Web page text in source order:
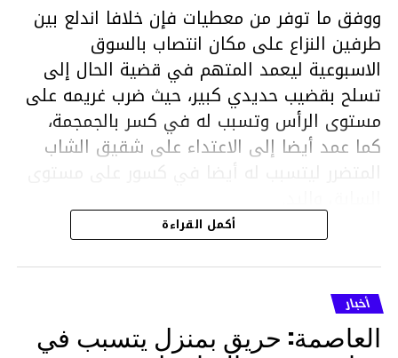
ووفق ما توفر من معطيات فإن خلافا اندلع بين
طرفين النزاع على مكان انتصاب بالسوق
الاسبوعية ليعمد المتهم في قضية الحال إلى
تسلح بقضيب حديدي كبير، حيث ضرب غريمه على
مستوى الرأس وتسبب له في كسر بالجمجمة،
كما عمد أيضا إلى الاعتداء على شقيق الشاب
المتضرر ليتسبب له أيضا في كسور على مستوى
هذا وقد تمكن أعوان مركز الأمن الوطني بحي
هلال في توقيت قياسي من محاصرة المشتبه به
والقبض عليه وإحالته على التحقيق في خصوص
ما نُسبه إليه.
أكمل القراءة
أخبار
العاصمة: حريق بمنزل يتسبب في